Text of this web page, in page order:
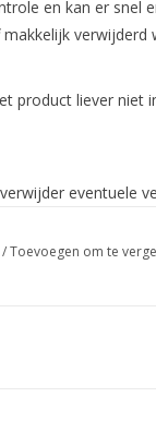
en kan er snel
verwijderd
product liever niet
eventuele
de nagelriem en
/Toevoegen om te